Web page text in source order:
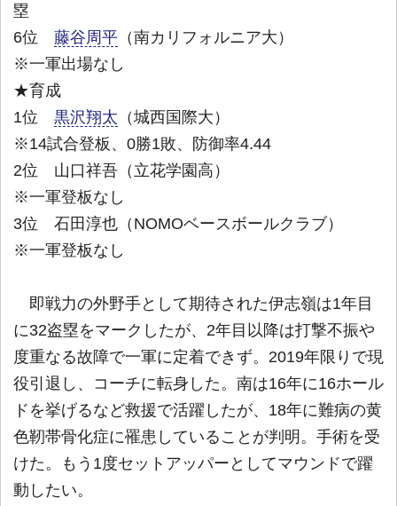
塁
6位 藤谷周平 （南カリフォルニア大）
※一軍出場なし
★育成
1位 黒沢翔太 （城西国際大）
※14試合登板、0勝1敗、防御率4.44
2位 山口祥吾（立花学園高）
※一軍登板なし
3位 石田淳也（NOMOベースボールクラブ）
※一軍登板なし
即戦力の外野手として期待された伊志嶺は1年目
に32盗塁をマークしたが、2年目以降は打撃不振や
度重なる故障で一軍に定着できず。2019年限りで現
役引退し、コーチに転身した。南は16年に16ホール
ドを挙げるなど救援で活躍したが、18年に難病の黄
色靭帯骨化症に罹患していることが判明。手術を受
けた。もう1度セットアッパーとしてマウンドで躍
動したい。